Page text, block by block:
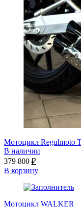
Мотоцикл Regulmoto
В наличии
379 800 ₽
В корзину
Мотоцикл WALKER